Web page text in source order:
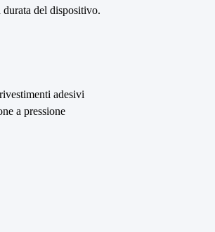
del dispositivo.
adesivi
a pressione